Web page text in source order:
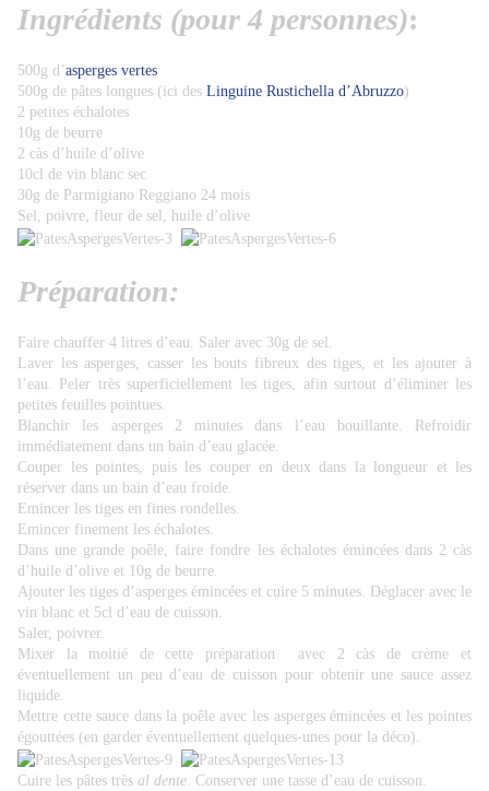
Ingrédients (pour 4 personnes):
500g d’asperges vertes
500g de pâtes longues (ici des Linguine Rustichella d’Abruzzo)
2 petites échalotes
10g de beurre
2 càs d’huile d’olive
10cl de vin blanc sec
30g de Parmigiano Reggiano 24 mois
Sel, poivre, fleur de sel, huile d’olive
Préparation:
Faire chauffer 4 litres d’eau. Saler avec 30g de sel.
Laver les asperges, casser les bouts fibreux des tiges, et les ajouter à
l’eau. Peler très superficiellement les tiges, afin surtout d’éliminer les
petites feuilles pointues.
Blanchir les asperges 2 minutes dans l’eau bouillante. Refroidir
immédiatement dans un bain d’eau glacée.
Couper les pointes, puis les couper en deux dans la longueur et les
réserver dans un bain d’eau froide.
Emincer les tiges en fines rondelles.
Emincer finement les échalotes.
Dans une grande poêle, faire fondre les échalotes émincées dans 2 càs
d’huile d’olive et 10g de beurre.
Ajouter les tiges d’asperges émincées et cuire 5 minutes. Déglacer avec le
vin blanc et 5cl d’eau de cuisson.
Saler, poivrer.
Mixer la moitié de cette préparation avec 2 càs de crème et
éventuellement un peu d’eau de cuisson pour obtenir une sauce assez
liquide.
Mettre cette sauce dans la poêle avec les asperges émincées et les pointes
égouttées (en garder éventuellement quelques-unes pour la déco).
Cuire les pâtes très al dente . Conserver une tasse d’eau de cuisson.